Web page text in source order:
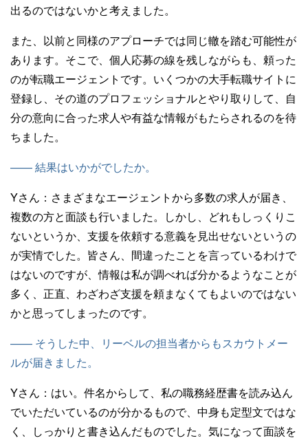
出るのではないかと考えました。
また、以前と同様のアプローチでは同じ轍を踏む可能性が
あります。そこで、個人応募の線を残しながらも、頼った
のが転職エージェントです。いくつかの大手転職サイトに
登録し、その道のプロフェッショナルとやり取りして、自
分の意向に合った求人や有益な情報がもたらされるのを待
ちました。
—— 結果はいかがでしたか。
Yさん： さまざまなエージェントから多数の求人が届き、
複数の方と面談も行いました。しかし、どれもしっくりこ
ないというか、支援を依頼する意義を見出せないというの
が実情でした。皆さん、間違ったことを言っているわけで
はないのですが、情報は私が調べれば分かるようなことが
多く、正直、わざわざ支援を頼まなくてもよいのではない
かと思ってしまったのです。
—— そうした中、リーベルの担当者からもスカウトメー
ルが届きました。
Yさん： はい。件名からして、私の職務経歴書を読み込ん
でいただいているのが分かるもので、中身も定型文ではな
く、しっかりと書き込んだものでした。気になって面談を